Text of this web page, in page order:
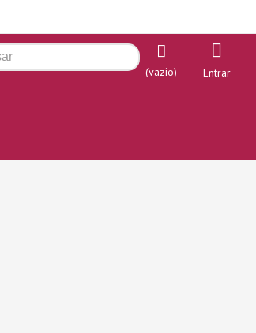
(vazio) Entrar